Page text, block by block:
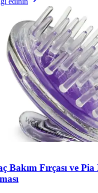
Bakım Fırçası ve